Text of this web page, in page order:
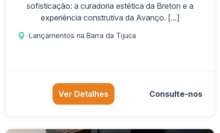
sofisticação: a curadoria estética da Breton e a
experiência construtiva da Avanço. [...]
-Lançamentos na Barra da Tijuca
Ver Detalhes Consulte-nos